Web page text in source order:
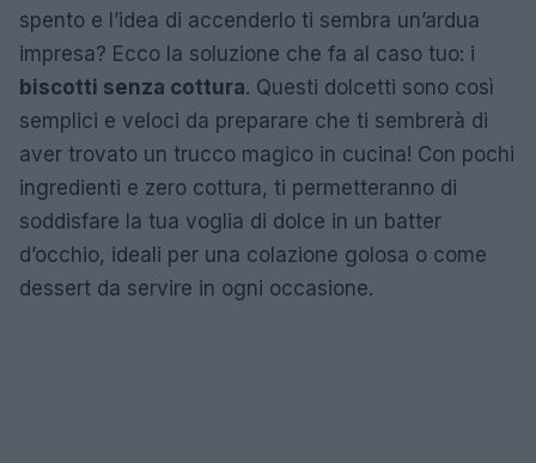
spento e l’idea di accenderlo ti sembra un’ardua
impresa? Ecco la soluzione che fa al caso tuo: i
biscotti senza cottura. Questi dolcetti sono così
semplici e veloci da preparare che ti sembrerà di
aver trovato un trucco magico in cucina! Con pochi
ingredienti e zero cottura, ti permetteranno di
soddisfare la tua voglia di dolce in un batter
d’occhio, ideali per una colazione golosa o come
dessert da servire in ogni occasione.